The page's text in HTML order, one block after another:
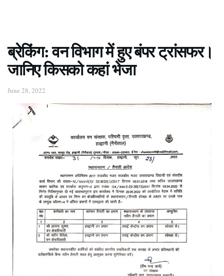
ब्रेकिंग: वन विभाग में हुए बंपर ट्रांसफर।
जानिए किसको कहां भेजा
June 28, 2022